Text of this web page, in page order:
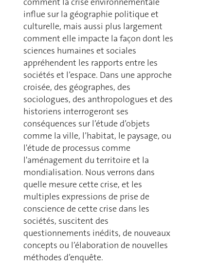
influe sur la géographie politique et
culturelle, mais aussi plus largement
comment elle impacte la façon dont les
sciences humaines et sociales
appréhendent les rapports entre les
sociétés et l’espace. Dans une approche
croisée, des géographes, des
sociologues, des anthropologues et des
historiens interrogeront ses
conséquences sur l’étude d’objets
comme la ville, l’habitat, le paysage, ou
l'étude de processus comme
l'aménagement du territoire et la
mondialisation. Nous verrons dans
quelle mesure cette crise, et les
multiples expressions de prise de
conscience de cette crise dans les
sociétés, suscitent des
questionnements inédits, de nouveaux
concepts ou l’élaboration de nouvelles
méthodes d’enquête.